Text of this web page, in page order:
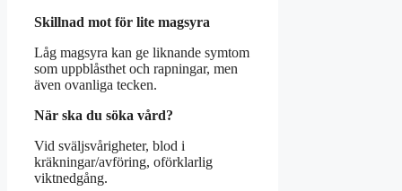
Skillnad mot för lite magsyra
Låg magsyra kan ge liknande symtom
som uppblåsthet och rapningar, men
även ovanliga tecken.
När ska du söka vård?
Vid sväljsvårigheter, blod i
kräkningar/avföring, oförklarlig
viktnedgång.